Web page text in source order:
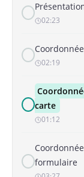
02:23
02:19
carte
01:12
formulaire